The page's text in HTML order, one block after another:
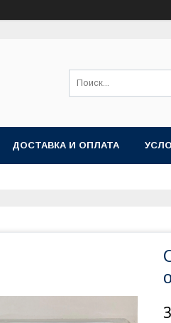
ДОСТАВКА И ОПЛАТА